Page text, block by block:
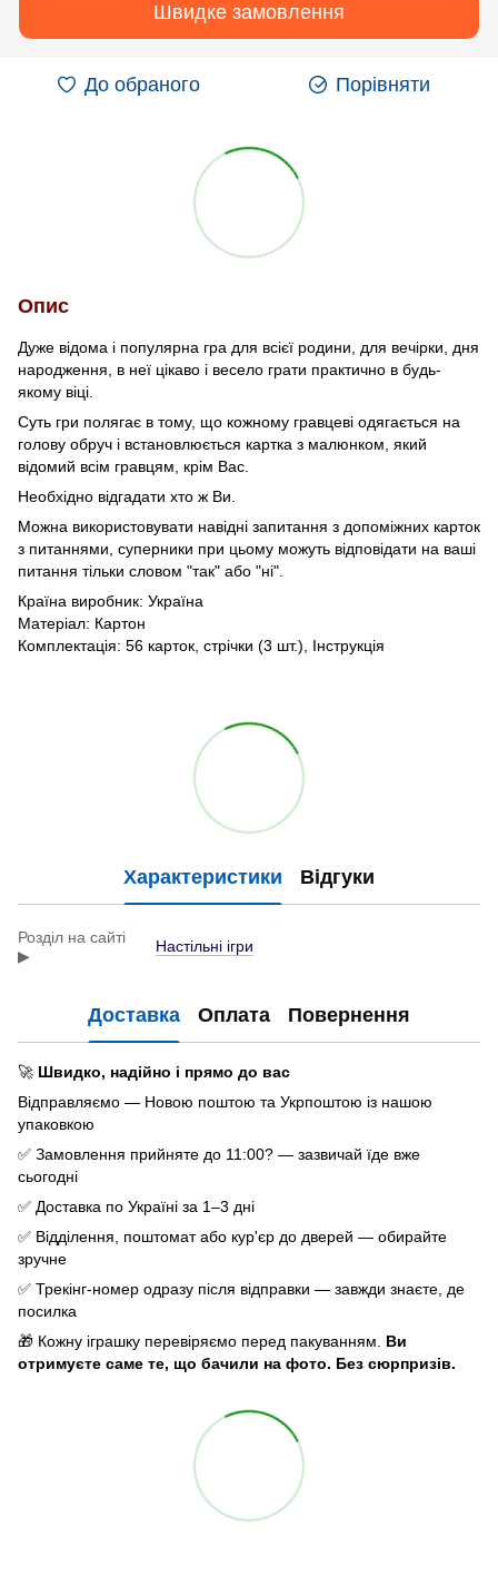
Швидке замовлення
До обраного Порівняти
Опис
Дуже відома і популярна гра для всієї родини, для вечірки, дня
народження, в неї цікаво і весело грати практично в будь-
якому віці.
Суть гри полягає в тому, що кожному гравцеві одягається на
голову обруч і встановлюється картка з малюнком, який
відомий всім гравцям, крім Вас.
Необхідно відгадати хто ж Ви.
Можна використовувати навідні запитання з допоміжних карток
з питаннями, суперники при цьому можуть відповідати на ваші
питання тільки словом "так" або "ні".
Країна виробник: Україна
Матеріал: Картон
Комплектація: 56 карток, стрічки (3 шт.), Інструкція
Характеристики Відгуки
Розділ на сайті
▶
Настільні ігри
Доставка Оплата Повернення
🚀 Швидко, надійно і прямо до вас
Відправляємо — Новою поштою та Укрпоштою із нашою
упаковкою
✅ Замовлення прийняте до 11:00? — зазвичай їде вже
сьогодні
✅ Доставка по Україні за 1–3 дні
✅ Відділення, поштомат або кур'єр до дверей — обирайте
зручне
✅ Трекінг-номер одразу після відправки — завжди знаєте, де
посилка
🎁 Кожну іграшку перевіряємо перед пакуванням. Ви
отримуєте саме те, що бачили на фото. Без сюрпризів.